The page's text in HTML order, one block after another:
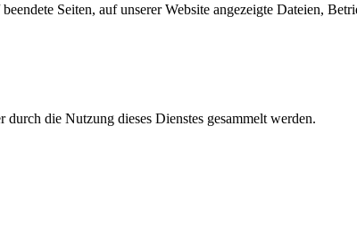
Seiten, auf unserer Website angezeigte Dateien,
die Nutzung dieses Dienstes gesammelt werden.